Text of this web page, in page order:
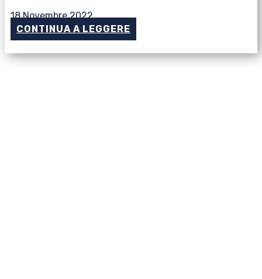
18 Novembre 2022
CONTINUA A LEGGERE